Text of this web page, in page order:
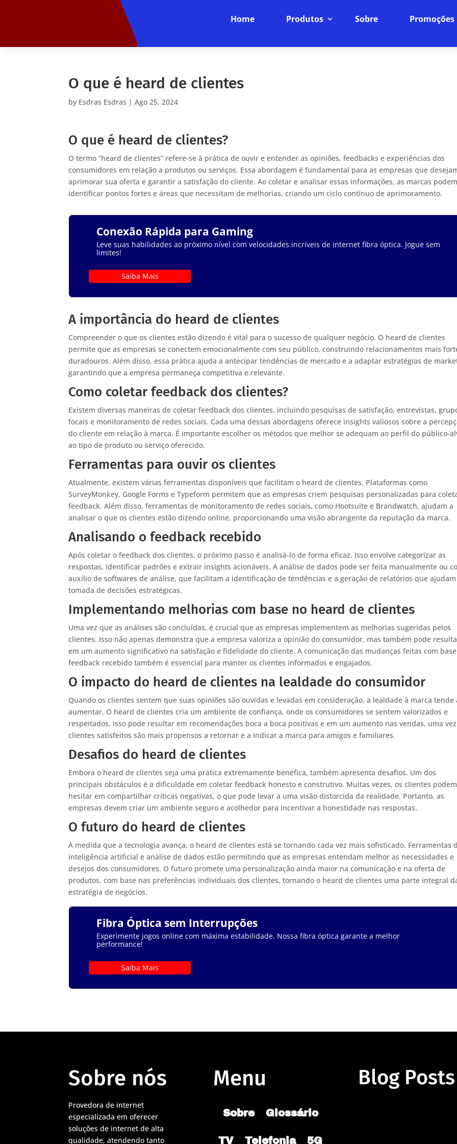
Home Produtos Sobre Promoções
O que é heard de clientes
by Esdras Esdras |Ago 25, 2024
O que é heard de clientes?
O termo “heard de clientes” refere-se à prática de ouvir e entender as opiniões, feedbacks e experiências dos
consumidores em relação a produtos ou serviços. Essa abordagem é fundamental para as empresas que
aprimorar sua oferta e garantir a satisfação do cliente. Ao coletar e analisar essas informações, as marcas podem
identificar pontos fortes e áreas que necessitam de melhorias, criando um ciclo contínuo de aprimoramento.
Conexão Rápida para Gaming
Leve suas habilidades ao próximo nível com velocidades incríveis de internet fibra óptica. Jogue sem
limites!
Saiba Mais
A importância do heard de clientes
Compreender o que os clientes estão dizendo é vital para o sucesso de qualquer negócio. O heard de clientes
permite que as empresas se conectem emocionalmente com seu público, construindo relacionamentos mais
duradouros. Além disso, essa prática ajuda a antecipar tendências de mercado e a adaptar estratégias de
garantindo que a empresa permaneça competitiva e relevante.
Como coletar feedback dos clientes?
Existem diversas maneiras de coletar feedback dos clientes, incluindo pesquisas de satisfação, entrevistas,
focais e monitoramento de redes sociais. Cada uma dessas abordagens oferece insights valiosos sobre a
do cliente em relação à marca. É importante escolher os métodos que melhor se adequam ao perfil do público-
ao tipo de produto ou serviço oferecido.
Ferramentas para ouvir os clientes
Atualmente, existem várias ferramentas disponíveis que facilitam o heard de clientes. Plataformas como
SurveyMonkey, Google Forms e Typeform permitem que as empresas criem pesquisas personalizadas para
feedback. Além disso, ferramentas de monitoramento de redes sociais, como Hootsuite e Brandwatch, ajudam a
analisar o que os clientes estão dizendo online, proporcionando uma visão abrangente da reputação da marca.
Analisando o feedback recebido
Após coletar o feedback dos clientes, o próximo passo é analisá-lo de forma eficaz. Isso envolve categorizar as
respostas, identificar padrões e extrair insights acionáveis. A análise de dados pode ser feita manualmente ou
auxílio de softwares de análise, que facilitam a identificação de tendências e a geração de relatórios que
tomada de decisões estratégicas.
Implementando melhorias com base no heard de clientes
Uma vez que as análises são concluídas, é crucial que as empresas implementem as melhorias sugeridas pelos
clientes. Isso não apenas demonstra que a empresa valoriza a opinião do consumidor, mas também pode
em um aumento significativo na satisfação e fidelidade do cliente. A comunicação das mudanças feitas com
feedback recebido também é essencial para manter os clientes informados e engajados.
O impacto do heard de clientes na lealdade do consumidor
Quando os clientes sentem que suas opiniões são ouvidas e levadas em consideração, a lealdade à marca tende
aumentar. O heard de clientes cria um ambiente de confiança, onde os consumidores se sentem valorizados e
respeitados. Isso pode resultar em recomendações boca a boca positivas e em um aumento nas vendas, uma
clientes satisfeitos são mais propensos a retornar e a indicar a marca para amigos e familiares.
Desafios do heard de clientes
Embora o heard de clientes seja uma prática extremamente benéfica, também apresenta desafios. Um dos
principais obstáculos é a dificuldade em coletar feedback honesto e construtivo. Muitas vezes, os clientes podem
hesitar em compartilhar críticas negativas, o que pode levar a uma visão distorcida da realidade. Portanto, as
empresas devem criar um ambiente seguro e acolhedor para incentivar a honestidade nas respostas.
O futuro do heard de clientes
À medida que a tecnologia avança, o heard de clientes está se tornando cada vez mais sofisticado. Ferramentas
inteligência artificial e análise de dados estão permitindo que as empresas entendam melhor as necessidades e
desejos dos consumidores. O futuro promete uma personalização ainda maior na comunicação e na oferta de
produtos, com base nas preferências individuais dos clientes, tornando o heard de clientes uma parte integral
estratégia de negócios.
Fibra Óptica sem Interrupções
Experimente jogos online com máxima estabilidade. Nossa fibra óptica garante a melhor
performance!
Saiba Mais
Sobre nós
Provedora de internet
especializada em oferecer
soluções de internet de alta
qualidade, atendendo tanto
Menu
Sobre Glossário
TV Telefonia 5G
Blog Posts